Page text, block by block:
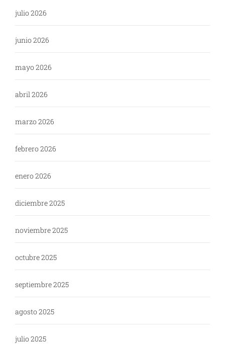
julio 2026
junio 2026
mayo 2026
abril 2026
marzo 2026
febrero 2026
enero 2026
diciembre 2025
noviembre 2025
octubre 2025
septiembre 2025
agosto 2025
julio 2025